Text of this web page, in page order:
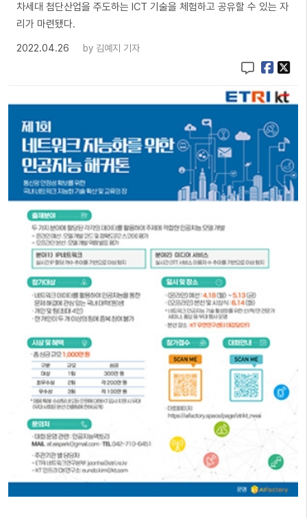
차세대 첨단산업을 주도하는 ICT 기술을 체험하고 공유할 수 있는 자
리가 마련됐다.
2022.04.26
by 김예지 기자